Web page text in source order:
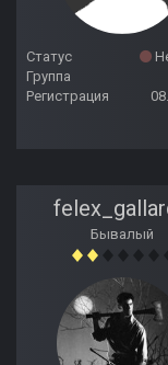
Статус
Группа
Регистрация
Бывалый